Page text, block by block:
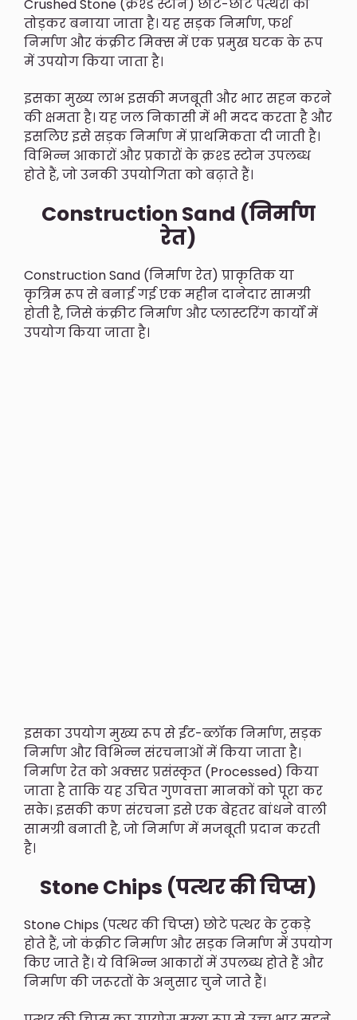
Crushed Stone (क्रश्ड स्टोन) छोटे-छोटे पत्थरों को
तोड़कर बनाया जाता है। यह सड़क निर्माण, फर्श
निर्माण और कंक्रीट मिक्स में एक प्रमुख घटक के रूप
में उपयोग किया जाता है।
इसका मुख्य लाभ इसकी मजबूती और भार सहन करने
की क्षमता है। यह जल निकासी में भी मदद करता है और
इसलिए इसे सड़क निर्माण में प्राथमिकता दी जाती है।
विभिन्न आकारों और प्रकारों के क्रश्ड स्टोन उपलब्ध
होते हैं, जो उनकी उपयोगिता को बढ़ाते हैं।
Construction Sand (निर्माण
रेत)
Construction Sand (निर्माण रेत) प्राकृतिक या
कृत्रिम रूप से बनाई गई एक महीन दानेदार सामग्री
होती है, जिसे कंक्रीट निर्माण और प्लास्टरिंग कार्यों में
उपयोग किया जाता है।
इसका उपयोग मुख्य रूप से ईंट-ब्लॉक निर्माण, सड़क
निर्माण और विभिन्न संरचनाओं में किया जाता है।
निर्माण रेत को अक्सर प्रसंस्कृत (processed) किया
जाता है ताकि यह उचित गुणवत्ता मानकों को पूरा कर
सके। इसकी कण संरचना इसे एक बेहतर बांधने वाली
सामग्री बनाती है, जो निर्माण में मजबूती प्रदान करती
है।
Stone Chips (पत्थर की चिप्स)
Stone Chips (पत्थर की चिप्स) छोटे पत्थर के टुकड़े
होते हैं, जो कंक्रीट निर्माण और सड़क निर्माण में उपयोग
किए जाते हैं। ये विभिन्न आकारों में उपलब्ध होते हैं और
निर्माण की जरूरतों के अनुसार चुने जाते हैं।